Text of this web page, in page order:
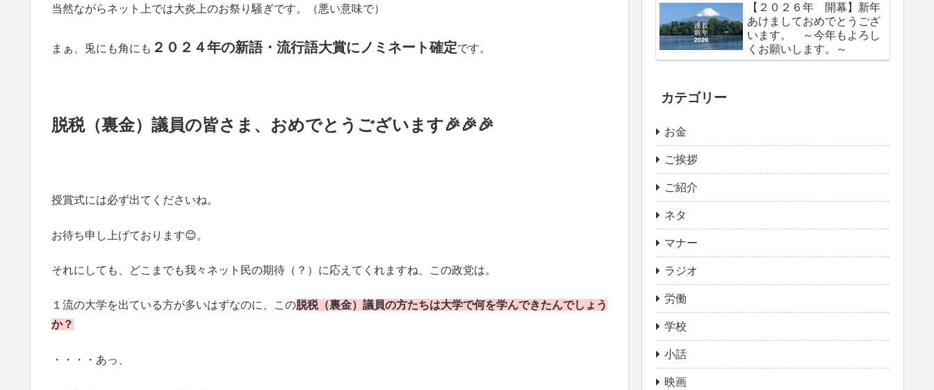
当然ながらネット上では大炎上のお祭り騒ぎです。（悪い意味で）
まぁ、兎にも角にも ２０２４年の新語・流行語大賞にノミネート確定です。
脱税（裏金）議員の皆さま、おめでとうございます🎉🎉🎉
授賞式には必ず出てくださいね。
お待ち申し上げております😊。
それにしても、どこまでも我々ネット民の期待（？）に応えてくれますね、この政党は。
１流の大学を出ている方が多いはずなのに、この脱税（裏金）議員の方たちは大学で何を学んできたんでしょう
か？
・・・・あっ、
【２０２６年 開幕】新年
あけましておめでとうござ
います。 ～今年もよろし
くお願いします。～
カテゴリー
お金
ご挨拶
ご紹介
ネタ
マナー
ラジオ
労働
学校
小話
映画